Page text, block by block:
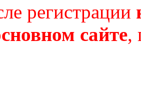
регистрации
сайте,